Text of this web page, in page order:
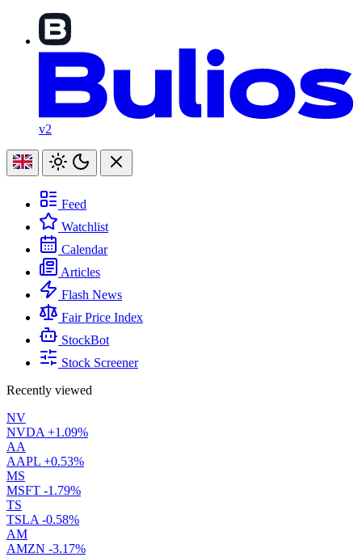
v2
Feed
Watchlist
Calendar
Articles
Flash News
Fair Price Index
StockBot
Stock Screener
Recently viewed
NV
NVDA +1.09%
AA
AAPL +0.53%
MS
MSFT -1.79%
TS
TSLA -0.58%
AM
AMZN -3.17%